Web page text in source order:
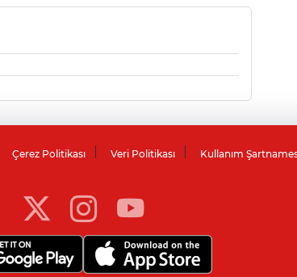
Çerez Politikası Veri Politikası Kullanım